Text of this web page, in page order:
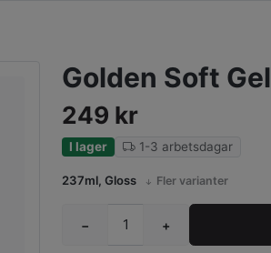
Golden Soft Gel
249 kr
I lager 1-3 arbetsdagar
237ml, Gloss Fler varianter
− +